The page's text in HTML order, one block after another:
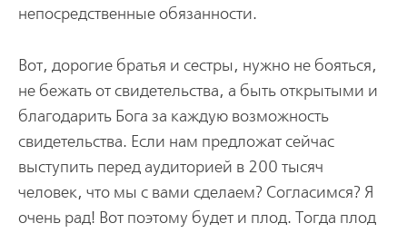
непосредственные обязанности.
Вот, дорогие братья и сестры, нужно не бояться,
не бежать от свидетельства, а быть открытыми и
благодарить Бога за каждую возможность
свидетельства. Если нам предложат сейчас
выступить перед аудиторией в 200 тысяч
человек, что мы с вами сделаем? Согласимся? Я
очень рад! Вот поэтому будет и плод. Тогда плод